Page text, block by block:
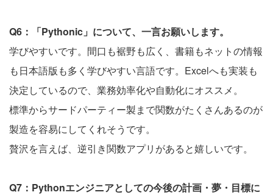
Q6：「Pythonic」について、一言お願いします。
学びやすいです。間口も裾野も広く、書籍もネットの情報
も日本語版も多く学びやすい言語です。Excelへも実装も
決定しているので、業務効率化や自動化にオススメ。
標準からサードパーティー製まで関数がたくさんあるのが
製造を容易にしてくれそうです。
贅沢を言えば、逆引き関数アプリがあると嬉しいです。
Q7：Pythonエンジニアとしての今後の計画・夢・目標に